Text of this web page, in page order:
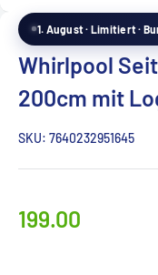
1. August · Limitiert ·
Whirlpool
200cm mit
SKU: 7640232951645
Prix
199.00